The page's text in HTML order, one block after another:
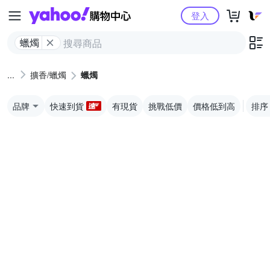
Yahoo購物中心
蠟燭
登入
擴香/蠟燭 蠟燭
品牌 快速到貨 有現貨 挑戰低價 價格低到高 排序